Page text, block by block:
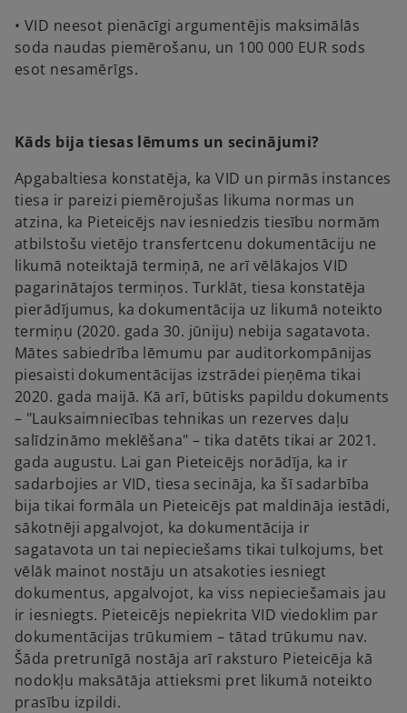
• VID neesot pienācīgi argumentējis maksimālās
soda naudas piemērošanu, un 100 000 EUR sods
esot nesamērīgs.
Kāds bija tiesas lēmums un secinājumi?
Apgabaltiesa konstatēja, ka VID un pirmās instances
tiesa ir pareizi piemērojušas likuma normas un
atzina, ka Pieteicējs nav iesniedzis tiesību normām
atbilstošu vietējo transfertcenu dokumentāciju ne
likumā noteiktajā termiņā, ne arī vēlākajos VID
pagarinātajos termiņos. Turklāt, tiesa konstatēja
pierādījumus, ka dokumentācija uz likumā noteikto
termiņu (2020. gada 30. jūniju) nebija sagatavota.
Mātes sabiedrība lēmumu par auditorkompānijas
piesaisti dokumentācijas izstrādei pieņēma tikai
2020. gada maijā. Kā arī, būtisks papildu dokuments
– "Lauksaimniecības tehnikas un rezerves daļu
salīdzināmo meklēšana" – tika datēts tikai ar 2021.
gada augustu. Lai gan Pieteicējs norādīja, ka ir
sadarbojies ar VID, tiesa secināja, ka šī sadarbība
bija tikai formāla un Pieteicējs pat maldināja iestādi,
sākotnēji apgalvojot, ka dokumentācija ir
sagatavota un tai nepieciešams tikai tulkojums, bet
vēlāk mainot nostāju un atsakoties iesniegt
dokumentus, apgalvojot, ka viss nepieciešamais jau
ir iesniegts. Pieteicējs nepiekrita VID viedoklim par
dokumentācijas trūkumiem – tātad trūkumu nav.
Šāda pretrunīgā nostāja arī raksturo Pieteicēja kā
nodokļu maksātāja attieksmi pret likumā noteikto
prasību izpildi.